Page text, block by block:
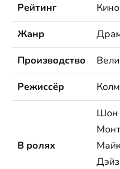
Рейтинг
Жанр
Производство
Режиссёр
В ролях
Шон